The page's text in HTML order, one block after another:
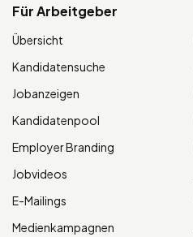
Für Arbeitgeber
Übersicht
Kandidatensuche
Jobanzeigen
Kandidatenpool
Employer Branding
Jobvideos
E-Mailings
Medienkampagnen